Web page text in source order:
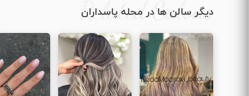
Related Salons
دیگر سالن ها در محله پاسداران